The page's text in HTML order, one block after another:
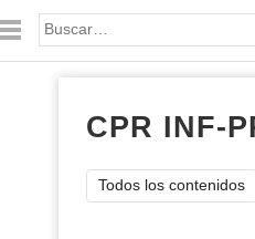
Palabra o frase:
CPR INF-
Todos los contenidos